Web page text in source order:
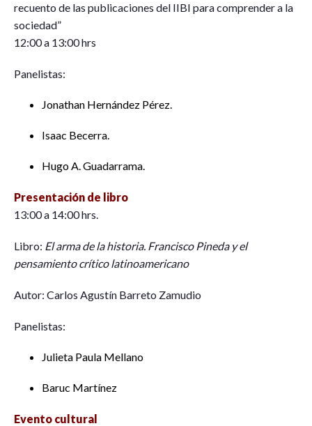
recuento de las publicaciones del IIBI para comprender a la
sociedad”
12:00 a 13:00 hrs
Panelistas:
Jonathan Hernández Pérez.
Isaac Becerra.
Hugo A. Guadarrama.
Presentación de libro
13:00 a 14:00 hrs.
Libro: El arma de la historia. Francisco Pineda y el
pensamiento crítico latinoamericano
Autor: Carlos Agustín Barreto Zamudio
Panelistas:
Julieta Paula Mellano
Baruc Martínez
Evento cultural